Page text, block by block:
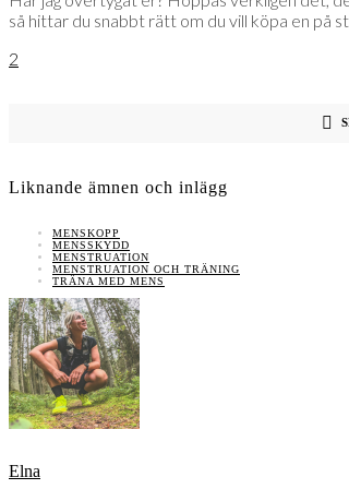
så hittar du snabbt rätt om du vill köpa en på
2
Liknande ämnen och inlägg
MENSKOPP
MENSSKYDD
MENSTRUATION
MENSTRUATION OCH TRÄNING
TRÄNA MED MENS
Elna